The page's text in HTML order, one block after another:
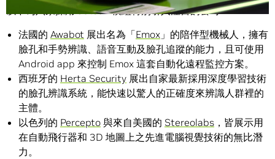
以下為六家採用 Jetson 模組特別引人注目的公司：
法國的 Awabot 展出名為「Emox 」的陪伴型機械人，擁有
臉孔和手勢辨識、語音互動及臉孔追蹤的能力，且可使用
Android app 來控制 Emox 這套自動化遠程監控方案。
西班牙的 Herta Security 展出自家最新採用深度學習技術
的臉孔辨識系統，能快速以驚人的正確度來辨識人群裡的
主體。
以色列的 Percepto 與來自美國的 Stereolabs ，皆展示用
在自動飛行器和 3D 地圖上之先進電腦視覺技術的無比潛
力。